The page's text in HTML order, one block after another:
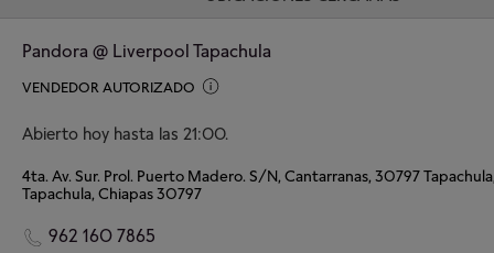
Pandora @ Liverpool Tapachula
VENDEDOR AUTORIZADO
Abierto hoy hasta las 21:00.
Tapachula, Chiapas 30797
962 160 7865